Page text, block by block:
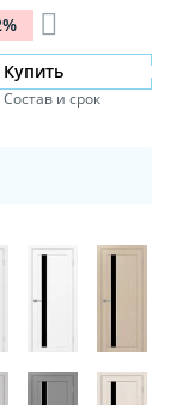
Купить
и срок